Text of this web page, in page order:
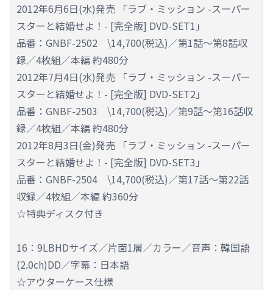
2012年6月6日(水)発売 「ラブ・ミッション -スーパー
スターと結婚せよ！- [完全版] DVD-SET1」
品番：GNBF-2502 \14,700(税込)／第1話～第8話収
録／4枚組／本編 約480分
2012年7月4日(水)発売 「ラブ・ミッション -スーパー
スターと結婚せよ！- [完全版] DVD-SET2」
品番：GNBF-2503 \14,700(税込)／第9話～第16話収
録／4枚組／本編 約480分
2012年8月3日(金)発売 「ラブ・ミッション -スーパー
スターと結婚せよ！- [完全版] DVD-SET3」
品番：GNBF-2504 \14,700(税込)／第17話～第22話
収録／4枚組／本編 約360分
☆特典ディスク付き
16：9LBHDサイズ／片面1層／カラー／音声：韓国語
(2.0ch)DD／字幕：日本語
☆アウターケース仕様